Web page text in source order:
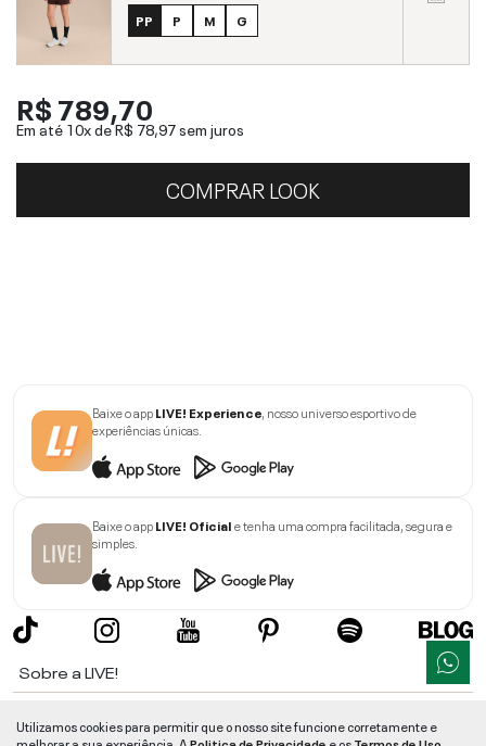
PP P M G
R$ 789,70
Em até 10x deR$ 78,97sem juros
COMPRAR LOOK
Baixe o appLIVE! Experience, nosso universo esportivo de
experiências únicas.
Baixe o appLIVE! Oficiale tenha uma compra facilitada, segura e
simples.
Sobre a LIVE!
Utilizamos cookies para permitir que o nosso site funcione corretamente e